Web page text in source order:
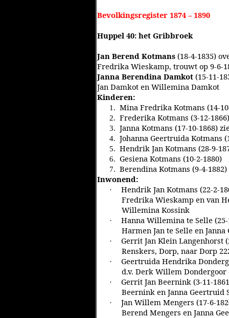
Bevolkingsregister 1874 – 1890
Huppel 40: het Gribbroek
Jan Berend Kotmans(18-4-1835)
Fredrika Wieskamp, trouwt op 9-6-
Janna Berendina Damkot(15-11-
Jan Damkot en Willemina Damkot
Kinderen:
1. Mina Fredrika Kotmans (14-
2. Frederika Kotmans (3-12-
3. Janna Kotmans (17-10-1868)
4. Johanna Geertruida Kotmans
5. Hendrik Jan Kotmans (28-9-
6. Gesiena Kotmans (10-2-1880)
7. Berendina Kotmans (9-4-1882)
Inwonend:
·
Hendrik Jan Kotmans (22-2-
Fredrika Wieskamp en van
Willemina Kossink
·
Hanna Willemina te Selle (25-
Harmen Jan te Selle en
·
Gerrit Jan Klein Langenhorst
Renskers, Dorp, naar Dorp
·
Geertruida Hendrika
d.v. Derk Willem
·
Gerrit Jan Beernink (3-11-
Beernink en Janna Geertruid
·
Jan Willem Mengers (17-6-
Berend Mengers en Janna